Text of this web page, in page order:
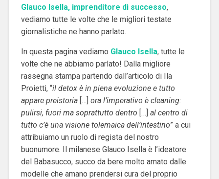
Glauco Isella, imprenditore di successo,
vediamo tutte le volte che le migliori testate
giornalistiche ne hanno parlato.
In questa pagina vediamo Glauco Isella, tutte le
volte che ne abbiamo parlato! Dalla migliore
rassegna stampa partendo dall’articolo di Ila
Proietti, “il detox è in piena evoluzione e tutto
appare preistoria[…] ora l’imperativo è cleaning:
pulirsi, fuori ma soprattutto dentro […] al centro di
tutto c’è una visione tolemaica dell’intestino” a cui
attribuiamo un ruolo di regista del nostro
buonumore. Il milanese Glauco Isella è l’ideatore
del Babasucco, succo da bere molto amato dalle
modelle che amano prendersi cura del proprio